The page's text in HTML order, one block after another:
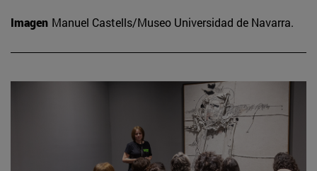
Imagen Manuel Castells/Museo Universidad de Navarra.